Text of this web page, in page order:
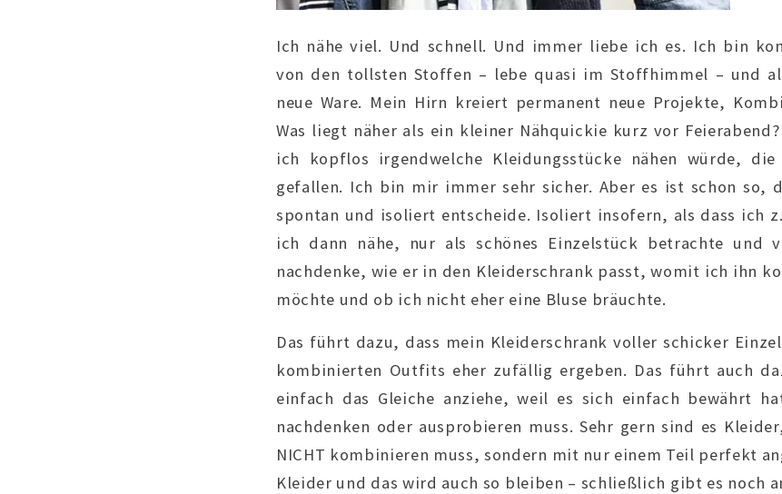
Ich nähe viel. Und schnell. Und immer liebe ich es. Ich bin
von den tollsten Stoffen – lebe quasi im Stoffhimmel – und
neue Ware. Mein Hirn kreiert permanent neue Projekte,
Was liegt näher als ein kleiner Nähquickie kurz vor
ich kopflos irgendwelche Kleidungsstücke nähen würde,
gefallen. Ich bin mir immer sehr sicher. Aber es ist schon so,
spontan und isoliert entscheide. Isoliert insofern, als dass ich
ich dann nähe, nur als schönes Einzelstück betrachte und
nachdenke, wie er in den Kleiderschrank passt, womit ich ihn
möchte und ob ich nicht eher eine Bluse bräuchte.
Das führt dazu, dass mein Kleiderschrank voller schicker
kombinierten Outfits eher zufällig ergeben. Das führt auch
einfach das Gleiche anziehe, weil es sich einfach bewährt
nachdenken oder ausprobieren muss. Sehr gern sind es
NICHT kombinieren muss, sondern mit nur einem Teil perfekt
Kleider und das wird auch so bleiben – schließlich gibt es noch